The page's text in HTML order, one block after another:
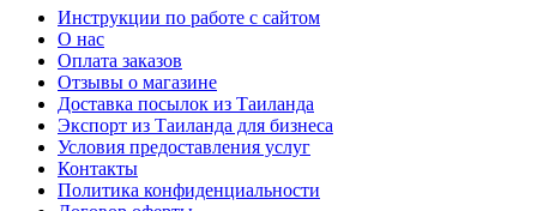
Инструкции по работе с сайтом
О нас
Оплата заказов
Отзывы о магазине
Доставка посылок из Таиланда
Экспорт из Таиланда для бизнеса
Условия предоставления услуг
Контакты
Политика конфиденциальности